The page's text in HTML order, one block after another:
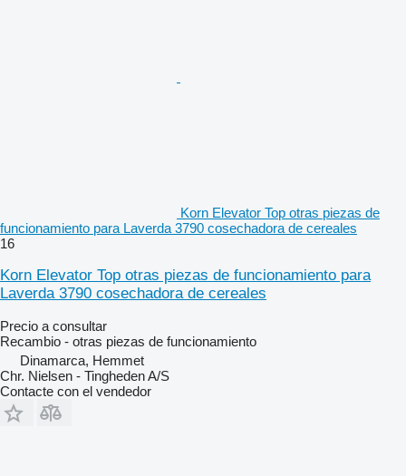
Korn Elevator Top otras piezas de
funcionamiento para Laverda 3790 cosechadora de cereales
16
Korn Elevator Top otras piezas de funcionamiento para
Laverda 3790 cosechadora de cereales
Precio a consultar
Recambio - otras piezas de funcionamiento
Dinamarca, Hemmet
Chr. Nielsen - Tingheden A/S
Contacte con el vendedor